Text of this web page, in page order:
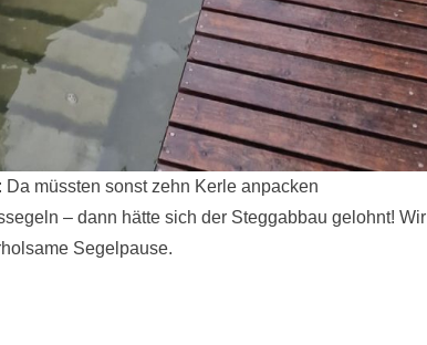
müssten sonst zehn Kerle anpacken
– dann hätte sich der Steggabbau gelohnt! Wir
Segelpause.